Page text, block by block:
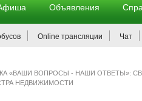
Объявления
Online трансляции Чат
«ВАШИ ВОПРОСЫ - НАШИ ОТВЕТЫ»:
НЕДВИЖИМОСТИ